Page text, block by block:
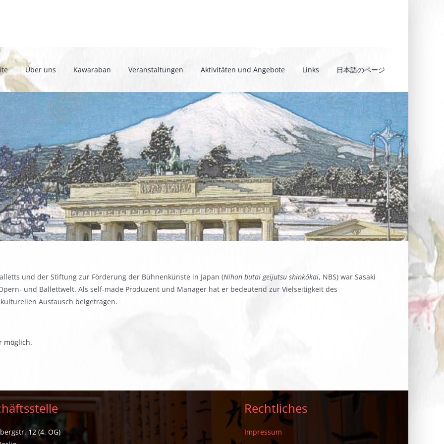
Über uns Kawaraban Veranstaltungen Aktivitäten und Angebote Links 日本語のページ
und der Stiftung zur Förderung der Bühnenkünste in Japan (Nihon butai geijutsu shinkōkai, NBS) war Sasaki
und Ballettwelt. Als self-made Produzent und Manager hat er bedeutend zur Vielseitigkeit des
Austausch beigetragen.
möglich.
12 (4. OG)
Rechtliches
Impressum